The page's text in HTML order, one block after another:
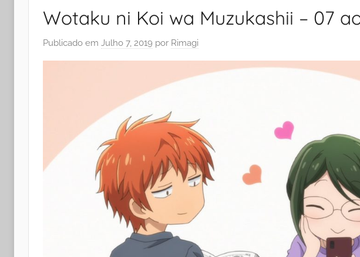
Wotaku ni Koi wa Muzukashii – 07
Publicado em Julho 7, 2019 por Rimagi